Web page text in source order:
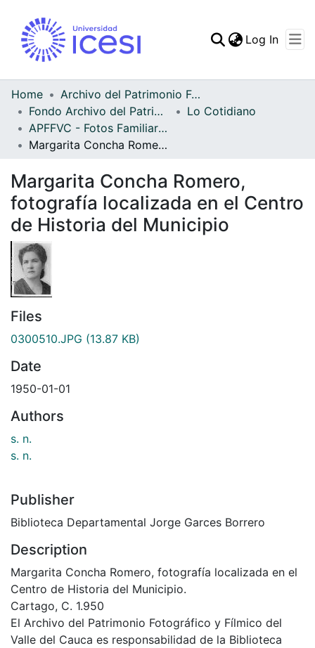
Statistics
Log In
Home
Archivo del Patrimonio Fotográfico y Fílmico del Valle del Cauca
Fondo Archivo del Patrimonio Fotográfico y Fílmico del Valle del Cauca
Lo Cotidiano
APFFVC - Fotos Familiares - Patrimonial
Margarita Concha Romero, fotografía localizada en el Centro de Historia del Municipio
Margarita Concha Romero,
fotografía localizada en el Centro
de Historia del Municipio
Files
0300510.JPG (13.87 KB)
Date
1950-01-01
Authors
s. n.
s. n.
Publisher
Biblioteca Departamental Jorge Garces Borrero
Description
Margarita Concha Romero, fotografía localizada en el
Centro de Historia del Municipio.
Cartago, C. 1.950
El Archivo del Patrimonio Fotográfico y Fílmico del
Valle del Cauca es responsabilidad de la Biblioteca